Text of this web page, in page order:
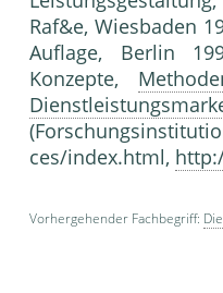
Raf&e, Wiesbaden
Auflage, Berlin
Konzepte,
ces/index.html,
Vorhergehender Fachbegriff: